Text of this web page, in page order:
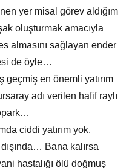
yer misal görev aldığım
oluşturmak amacıyla
almasını sağlayan ender
de öyle…
geçmiş en önemli yatırım
adı verilen hafif raylı
ciddi yatırım yok.
dışında… Bana kalırsa
hastalığı ölü doğmuş